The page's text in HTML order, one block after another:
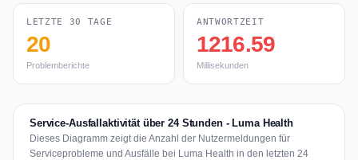
LETZTE 30 TAGE
20
Problemberichte
ANTWORTZEIT
1216.59
Millisekunden
Service-Ausfallaktivität über 24 Stunden - Luma Health
Dieses Diagramm zeigt die Anzahl der Nutzermeldungen für
Serviceprobleme und Ausfälle bei Luma Health in den letzten 24